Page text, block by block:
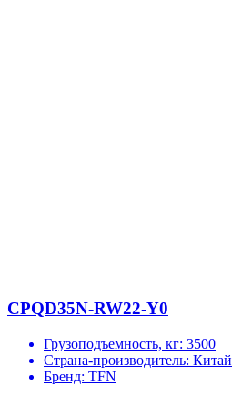
CPQD35N-RW22-Y0
Грузоподъемность, кг: 3500
Страна-производитель: Китай
Бренд: TFN